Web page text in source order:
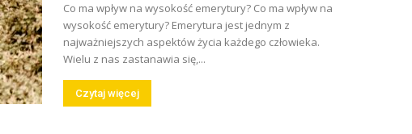
Co ma wpływ na wysokość emerytury? Co ma wpływ na
wysokość emerytury? Emerytura jest jednym z
najważniejszych aspektów życia każdego człowieka.
Wielu z nas zastanawia się,...
Czytaj więcej